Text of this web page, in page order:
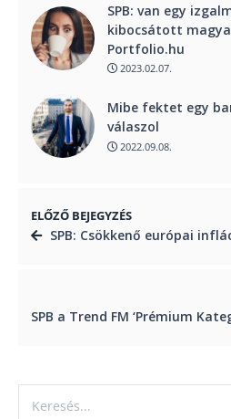
SPB: van egy
kibocsátott
Portfolio.hu
2023.02.07.
Mibe fektet egy
válaszol
2022.09.08.
ELŐZŐ BEJEGYZÉS
SPB: Csökkenő európai